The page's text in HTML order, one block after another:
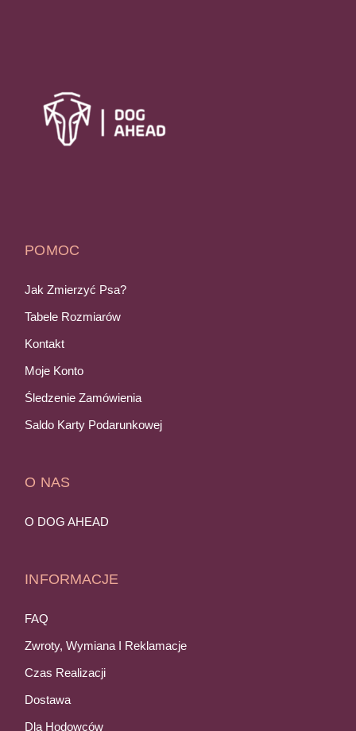
POMOC
Jak Zmierzyć Psa?
Tabele Rozmiarów
Kontakt
Moje Konto
Śledzenie Zamówienia
Saldo Karty Podarunkowej
O NAS
O DOG AHEAD
INFORMACJE
FAQ
Zwroty, Wymiana I Reklamacje
Czas Realizacji
Dostawa
Dla Hodowców